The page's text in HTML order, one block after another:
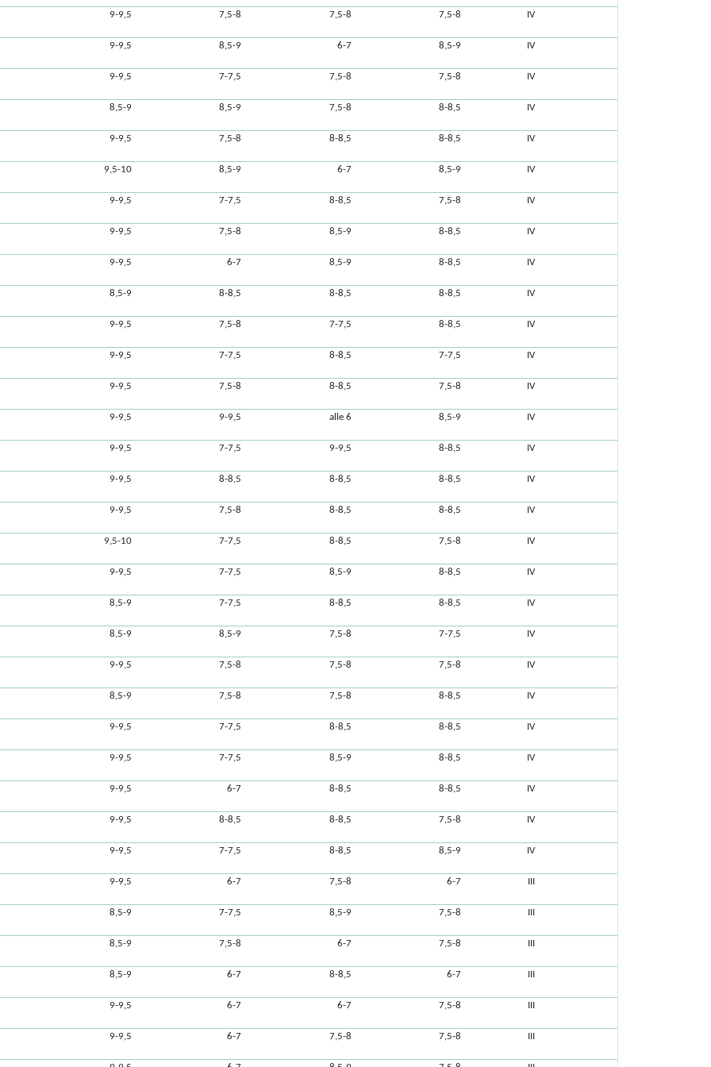
9-9,5 7,5-8 7,5-8 7,5-8 IV
9-9,5 8,5-9 6-7 8,5-9 IV
9-9,5 7-7,5 7,5-8 7,5-8 IV
8,5-9 8,5-9 7,5-8 8-8,5 IV
9-9,5 7,5-8 8-8,5 8-8,5 IV
9,5-10 8,5-9 6-7 8,5-9 IV
9-9,5 7-7,5 8-8,5 7,5-8 IV
9-9,5 7,5-8 8,5-9 8-8,5 IV
9-9,5 6-7 8,5-9 8-8,5 IV
8,5-9 8-8,5 8-8,5 8-8,5 IV
9-9,5 7,5-8 7-7,5 8-8,5 IV
9-9,5 7-7,5 8-8,5 7-7,5 IV
9-9,5 7,5-8 8-8,5 7,5-8 IV
9-9,5 9-9,5 alle 6 8,5-9 IV
9-9,5 7-7,5 9-9,5 8-8,5 IV
9-9,5 8-8,5 8-8,5 8-8,5 IV
9-9,5 7,5-8 8-8,5 8-8,5 IV
9,5-10 7-7,5 8-8,5 7,5-8 IV
9-9,5 7-7,5 8,5-9 8-8,5 IV
8,5-9 7-7,5 8-8,5 8-8,5 IV
8,5-9 8,5-9 7,5-8 7-7,5 IV
9-9,5 7,5-8 7,5-8 7,5-8 IV
8,5-9 7,5-8 7,5-8 8-8,5 IV
9-9,5 7-7,5 8-8,5 8-8,5 IV
9-9,5 7-7,5 8,5-9 8-8,5 IV
9-9,5 6-7 8-8,5 8-8,5 IV
9-9,5 8-8,5 8-8,5 7,5-8 IV
9-9,5 7-7,5 8-8,5 8,5-9 IV
9-9,5 6-7 7,5-8 6-7 III
8,5-9 7-7,5 8,5-9 7,5-8 III
8,5-9 7,5-8 6-7 7,5-8 III
8,5-9 6-7 8-8,5 6-7 III
9-9,5 6-7 6-7 7,5-8 III
9-9,5 6-7 7,5-8 7,5-8 III